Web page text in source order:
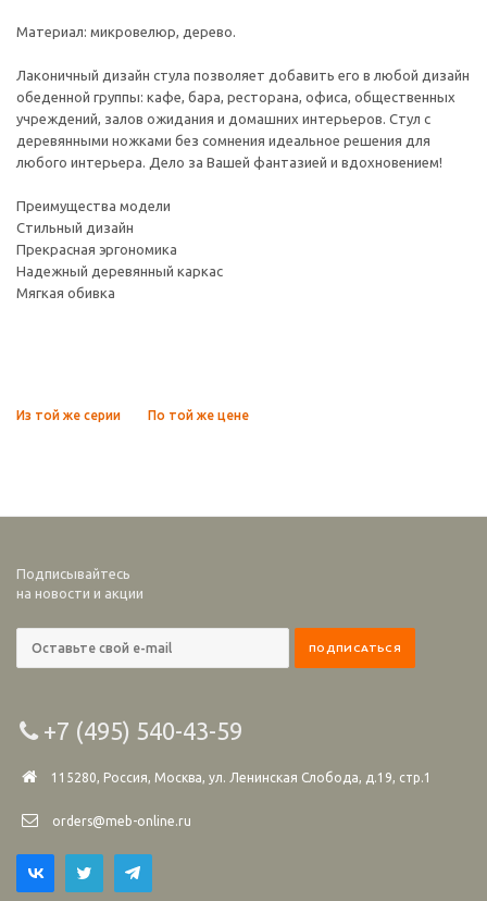
Материал: микровелюр, дерево.
Лаконичный дизайн стула позволяет добавить его в любой дизайн
обеденной группы: кафе, бара, ресторана, офиса, общественных
учреждений, залов ожидания и домашних интерьеров. Стул с
деревянными ножками без сомнения идеальное решения для
любого интерьера. Дело за Вашей фантазией и вдохновением!
Преимущества модели
Стильный дизайн
Прекрасная эргономика
Надежный деревянный каркас
Мягкая обивка
Из той же серии По той же цене
Подписывайтесь
на новости и акции
+7 (495) 540-43-59
115280, Россия, Москва, ул. Ленинская Слобода, д.19, стр.1
orders@meb-online.ru